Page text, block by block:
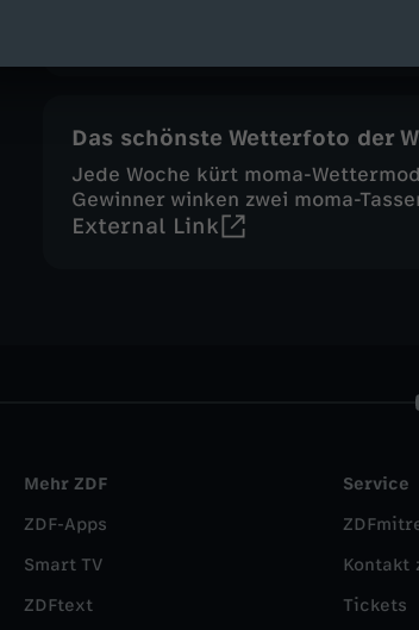
Das schönste Wetterfoto der
Jede Woche kürt moma-
Gewinner winken zwei moma-
External Link
Mehr ZDF
ZDF-Apps
Smart TV
ZDFtext
Service
Kontakt
Tickets